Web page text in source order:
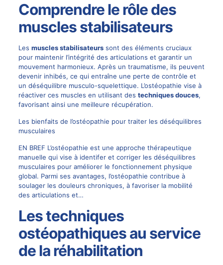
Comprendre le rôle des
muscles stabilisateurs
Les muscles stabilisateurssont des éléments cruciaux
pour maintenir l’intégrité des articulations et garantir un
mouvement harmonieux. Après un traumatisme, ils peuvent
devenir inhibés, ce qui entraîne une perte de contrôle et
un déséquilibre musculo-squelettique. L’ostéopathie vise à
réactiver ces muscles en utilisant des techniques douces,
favorisant ainsi une meilleure récupération.
Les bienfaits de l’ostéopathie pour traiter les déséquilibres
musculaires
EN BREF L’ostéopathie est une approche thérapeutique
manuelle qui vise à identifer et corriger les déséquilibres
musculaires pour améliorer le fonctionnement physique
global. Parmi ses avantages, l’ostéopathie contribue à
soulager les douleurs chroniques, à favoriser la mobilité
des articulations et…
Les techniques
ostéopathiques au service
de la réhabilitation